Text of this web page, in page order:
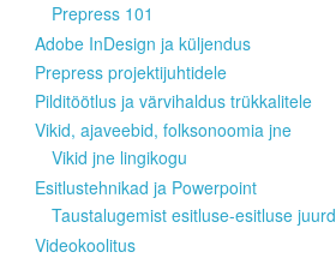
Prepress 101
Adobe InDesign ja küljendus
Prepress projektijuhtidele
Pilditöötlus ja värvihaldus trükkalitele
Vikid, ajaveebid, folksonoomia jne
Vikid jne lingikogu
Esitlustehnikad ja Powerpoint
Taustalugemist esitluse-esitluse juurd
Videokoolitus